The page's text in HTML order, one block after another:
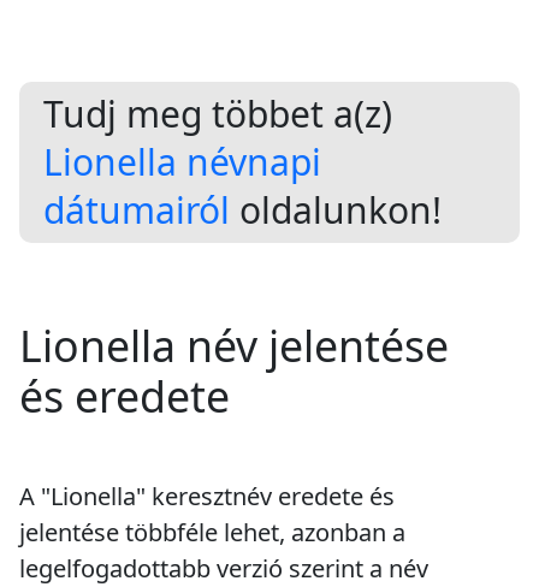
Tudj meg többet a(z)
Lionella névnapi
dátumairól oldalunkon!
Lionella név jelentése
és eredete
A "Lionella" keresztnév eredete és
jelentése többféle lehet, azonban a
legelfogadottabb verzió szerint a név